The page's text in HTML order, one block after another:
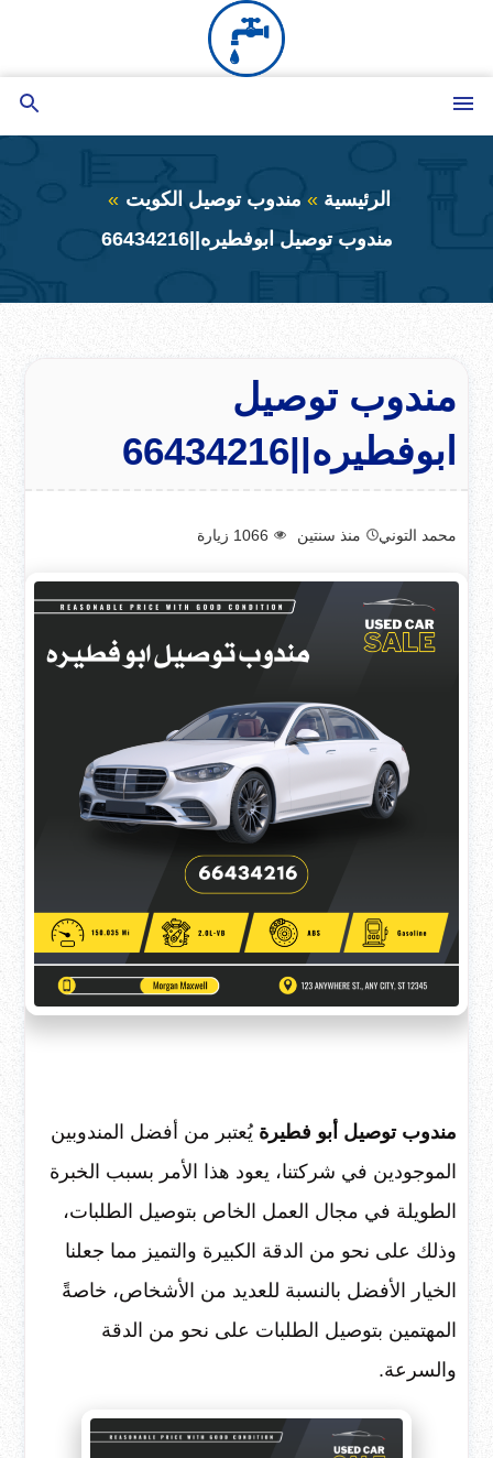
المحتوى
الرئيسية
مندوب توصيل الكويت
مندوب توصيل ابوفطيره||66434216
مندوب توصيل
ابوفطيره||66434216
محمد التوني منذ سنتين 1066 زيارة
مندوب توصيل أبو فطيرة يُعتبر من أفضل المندوبين
الموجودين في شركتنا، يعود هذا الأمر بسبب الخبرة
الطويلة في مجال العمل الخاص بتوصيل الطلبات،
وذلك على نحو من الدقة الكبيرة والتميز مما جعلنا
الخيار الأفضل بالنسبة للعديد من الأشخاص، خاصةً
المهتمين بتوصيل الطلبات على نحو من الدقة
والسرعة.